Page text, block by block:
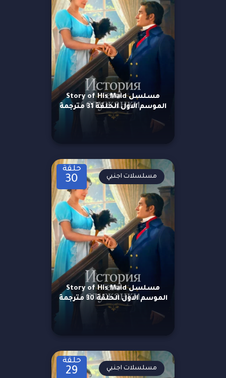
مسلسل Story of His Maid
الموسم الاول الحلقة 31 مترجمة
حلقة
30
مسلسل Story of His Maid
الموسم الاول الحلقة 30 مترجمة
مسلسلات اجنبي
حلقة
29 مسلسلات اجنبي